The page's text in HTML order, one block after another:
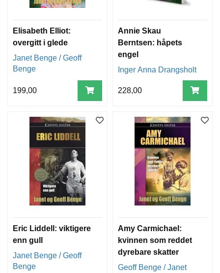
Elisabeth Elliot:
overgitt i glede
Janet Benge / Geoff
Benge
199,00
Annie Skau
Berntsen: håpets
engel
Inger Anna Drangsholt
228,00
Eric Liddell: viktigere
enn gull
Janet Benge / Geoff
Benge
Amy Carmichael:
kvinnen som reddet
dyrebare skatter
Geoff Benge / Janet